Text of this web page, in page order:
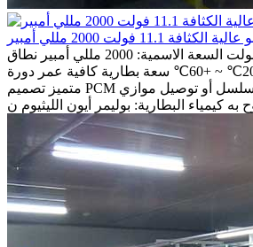
11.1 فولت 2000 مللي أمبير
الجهد الاسمي: 11.1 فولت السعة الاسمية: 2000 مللي أمبير نطاق
درجة حرارة العمل: -20℃ ~ +60℃ سعة بطارية كافية عمر دورة
متميز تصميم PCM محسن الاتصال في تسلسل أو توصيل موازي